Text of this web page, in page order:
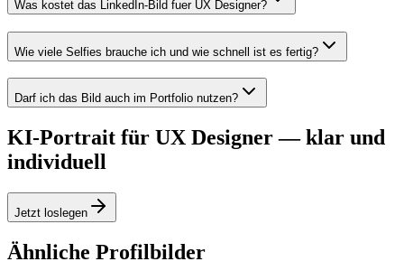
Was kostet das LinkedIn-Bild fuer UX Designer?
Wie viele Selfies brauche ich und wie schnell ist es fertig?
Darf ich das Bild auch im Portfolio nutzen?
KI-Portrait für UX Designer — klar und
individuell
Jetzt loslegen
Ähnliche Profilbilder